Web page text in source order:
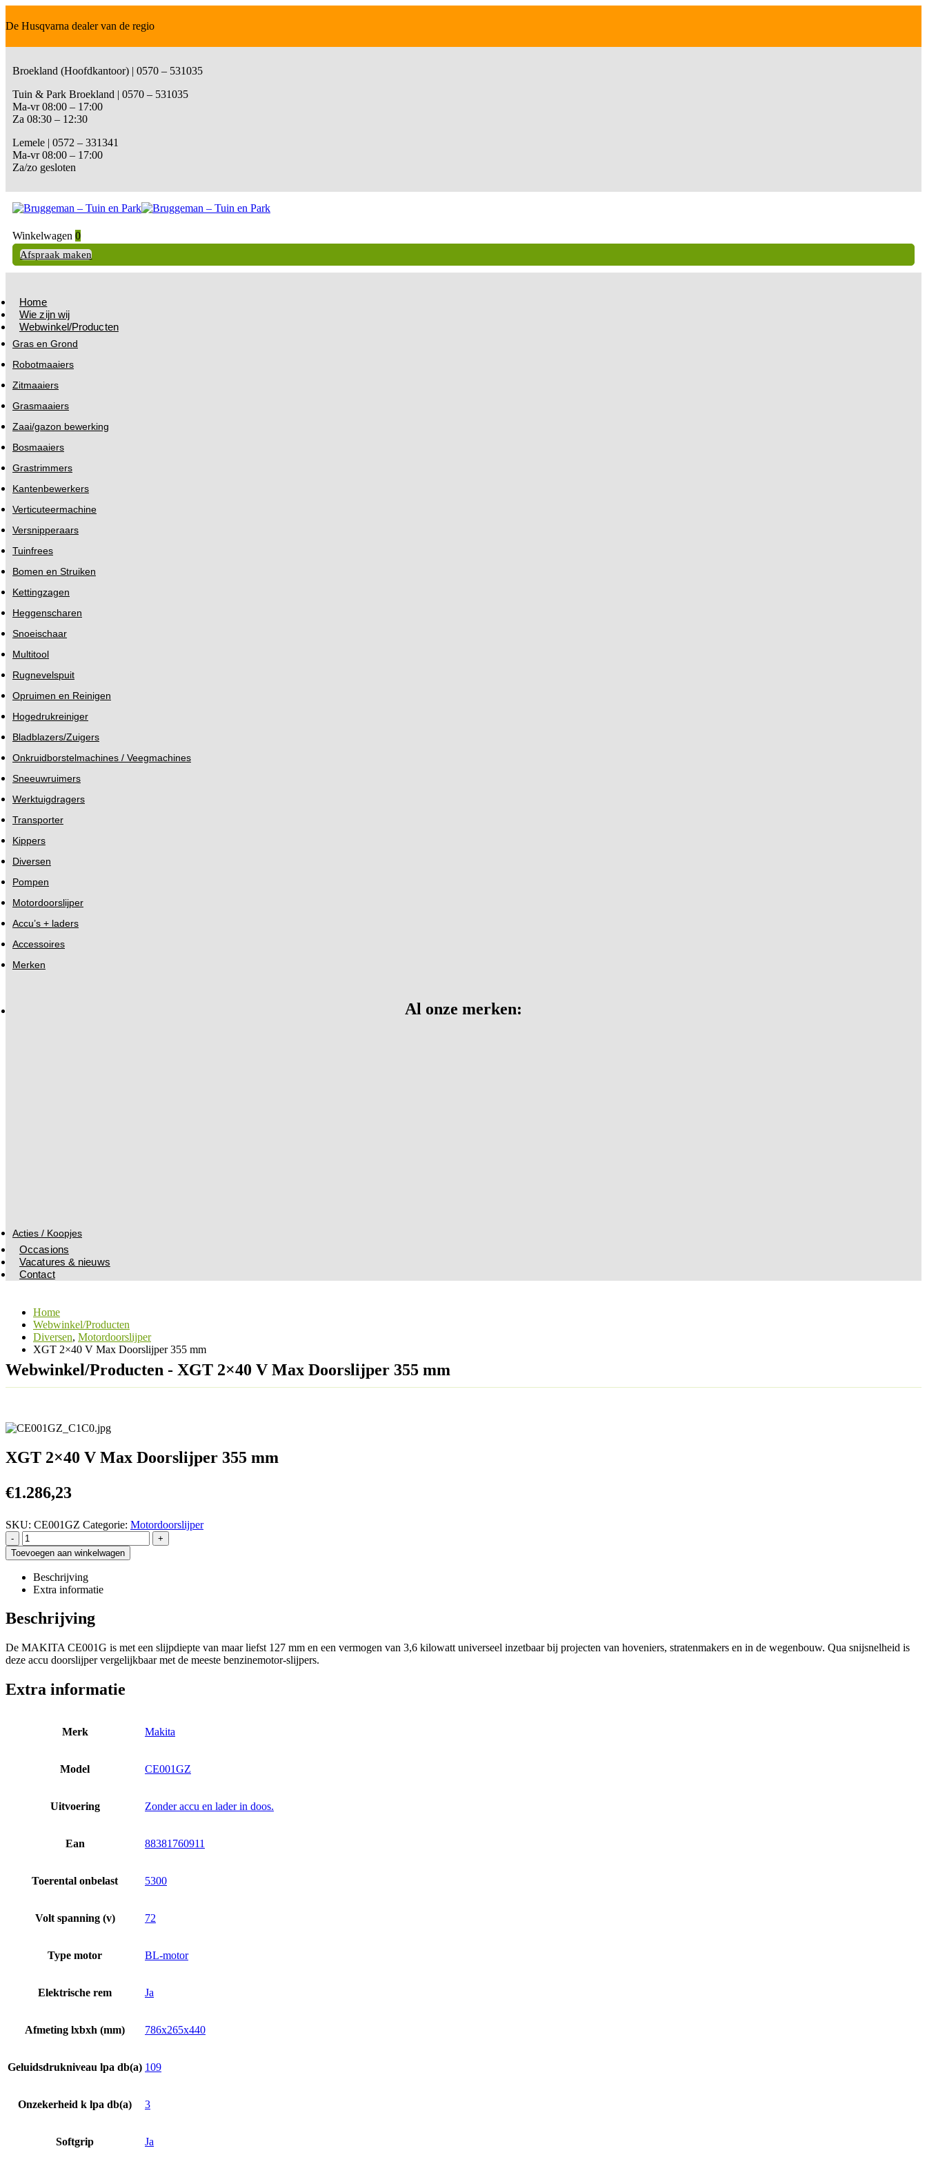
De Husqvarna dealer van de regio
Broekland (Hoofdkantoor) | 0570 – 531035
Tuin & Park Broekland | 0570 – 531035
Ma-vr 08:00 – 17:00
Za 08:30 – 12:30
Lemele | 0572 – 331341
Ma-vr 08:00 – 17:00
Za/zo gesloten
Winkelwagen 0
Afspraak maken
Home
Wie zijn wij
Webwinkel/Producten
Gras en Grond
Robotmaaiers
Zitmaaiers
Grasmaaiers
Zaai/gazon bewerking
Bosmaaiers
Grastrimmers
Kantenbewerkers
Verticuteermachine
Versnipperaars
Tuinfrees
Bomen en Struiken
Kettingzagen
Heggenscharen
Snoeischaar
Multitool
Rugnevelspuit
Opruimen en Reinigen
Hogedrukreiniger
Bladblazers/Zuigers
Onkruidborstelmachines / Veegmachines
Sneeuwruimers
Werktuigdragers
Transporter
Kippers
Diversen
Pompen
Motordoorslijper
Accu’s + laders
Accessoires
Merken
Al onze merken:
Acties / Koopjes
Occasions
Vacatures & nieuws
Contact
Home
Webwinkel/Producten
Diversen, Motordoorslijper
XGT 2×40 V Max Doorslijper 355 mm
Webwinkel/Producten - XGT 2×40 V Max Doorslijper 355 mm
XGT 2×40 V Max Doorslijper 355 mm
€1.286,23
SKU: CE001GZ Categorie: Motordoorslijper
-
+
Toevoegen aan winkelwagen
Beschrijving
Extra informatie
Beschrijving
De MAKITA CE001G is met een slijpdiepte van maar liefst 127 mm en een vermogen van 3,6 kilowatt universeel inzetbaar bij projecten van hoveniers, stratenmakers en in de wegenbouw. Qua snijsnelheid is
deze accu doorslijper vergelijkbaar met de meeste benzinemotor-slijpers.
Extra informatie
Merk Makita
Model CE001GZ
Uitvoering Zonder accu en lader in doos.
Ean 88381760911
Toerental onbelast 5300
Volt spanning (v) 72
Type motor BL-motor
Elektrische rem Ja
Afmeting lxbxh (mm) 786x265x440
Geluidsdrukniveau lpa db(a) 109
Onzekerheid k lpa db(a) 3
Softgrip Ja